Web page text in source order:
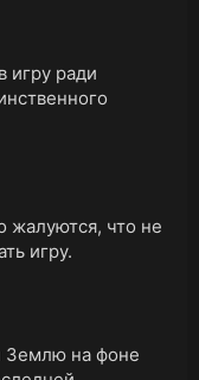
игру ради
жалуются, что не
игру.
Землю на фоне